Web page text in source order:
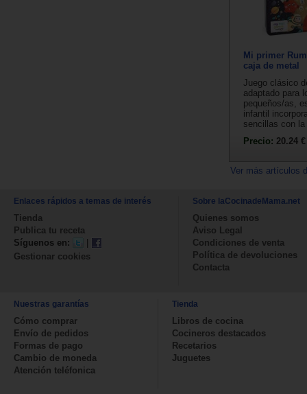
Mi primer
caja de metal
Juego clásico
adaptado para
pequeños/as,
infantil
sencillas con
Precio: 20.24 €
Ver más artículos
Enlaces rápidos a temas de interés
Tienda
Publica tu receta
Síguenos en:
Gestionar cookies
Sobre laCocinadeMama.net
Quienes somos
Aviso Legal
Condiciones de venta
Política de devoluciones
Contacta
Nuestras garantías
Cómo comprar
Envío de pedidos
Formas de pago
Cambio de moneda
Atención teléfonica
Tienda
Libros de cocina
Cocineros destacados
Recetarios
Juguetes